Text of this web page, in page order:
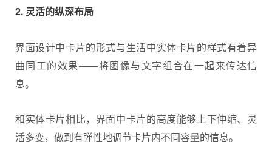
2. 灵活的纵深布局
界面设计中卡片的形式与生活中实体卡片的样式有着异
曲同工的效果——将图像与文字组合在一起来传达信
息。
和实体卡片相比，界面中卡片的高度能够上下伸缩、灵
活多变，做到有弹性地调节卡片内不同容量的信息。